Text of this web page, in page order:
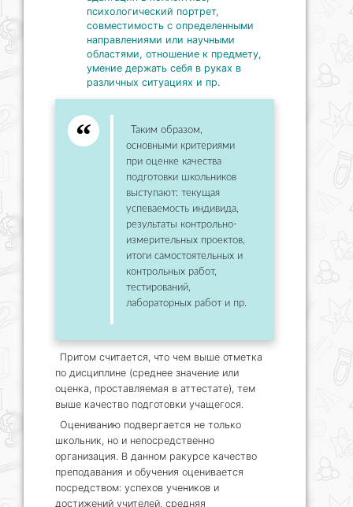
психологический портрет,
совместимость с определенными
направлениями или научными
областями, отношение к предмету,
умение держать себя в руках в
различных ситуациях и пр.
Таким образом,
основными критериями
при оценке качества
подготовки школьников
выступают: текущая
успеваемость индивида,
результаты контрольно-
измерительных проектов,
итоги самостоятельных и
контрольных работ,
тестирований,
лабораторных работ и пр.
Притом считается, что чем выше отметка
по дисциплине (среднее значение или
оценка, проставляемая в аттестате), тем
выше качество подготовки учащегося.
Оцениванию подвергается не только
школьник, но и непосредственно
организация. В данном ракурсе качество
преподавания и обучения оценивается
посредством: успехов учеников и
достижений учителей, средняя